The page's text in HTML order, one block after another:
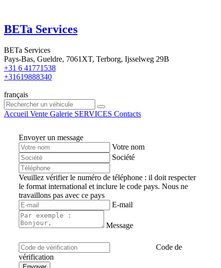
BETa Services
BETa Services
Pays-Bas, Gueldre, 7061XT, Terborg, Ijsselweg 29B
+31 6 41771538
+31619888340
français
Accueil Vente Galerie SERVICES Contacts
Envoyer un message
Votre nom
Société
Veuillez vérifier le numéro de téléphone : il doit respecter
le format international et inclure le code pays. Nous ne
travaillons pas avec ce pays
E-mail
Message
Code de
vérification